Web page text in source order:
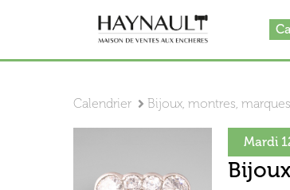
Calendrier Bijoux, montres,
Mardi